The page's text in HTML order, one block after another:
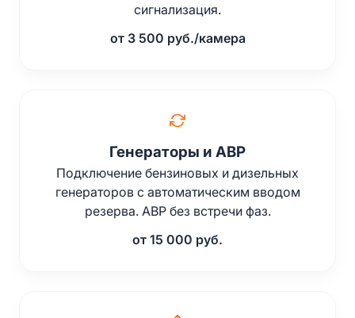
сигнализация.
от 3 500 руб./камера
Генераторы и АВР
Подключение бензиновых и дизельных
генераторов с автоматическим вводом
резерва. АВР без встречи фаз.
от 15 000 руб.